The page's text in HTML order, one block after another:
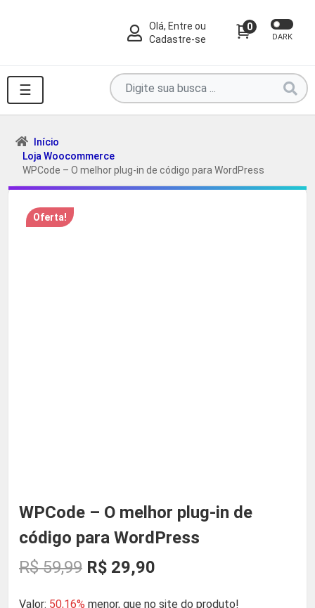
Olá, Entre ou
Cadastre-se
0
DARK
☰
Pesquise
por
produtos
...
Início
Loja Woocommerce
WPCode – O melhor plug-in de código para WordPress
Oferta!
WPCode – O melhor plug-in de
código para WordPress
R$59,99 O
p
R$ 29,90
p
Valor: 50,16% menor, que no site do produto!